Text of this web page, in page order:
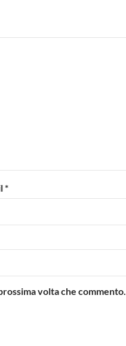
*
volta che commento.